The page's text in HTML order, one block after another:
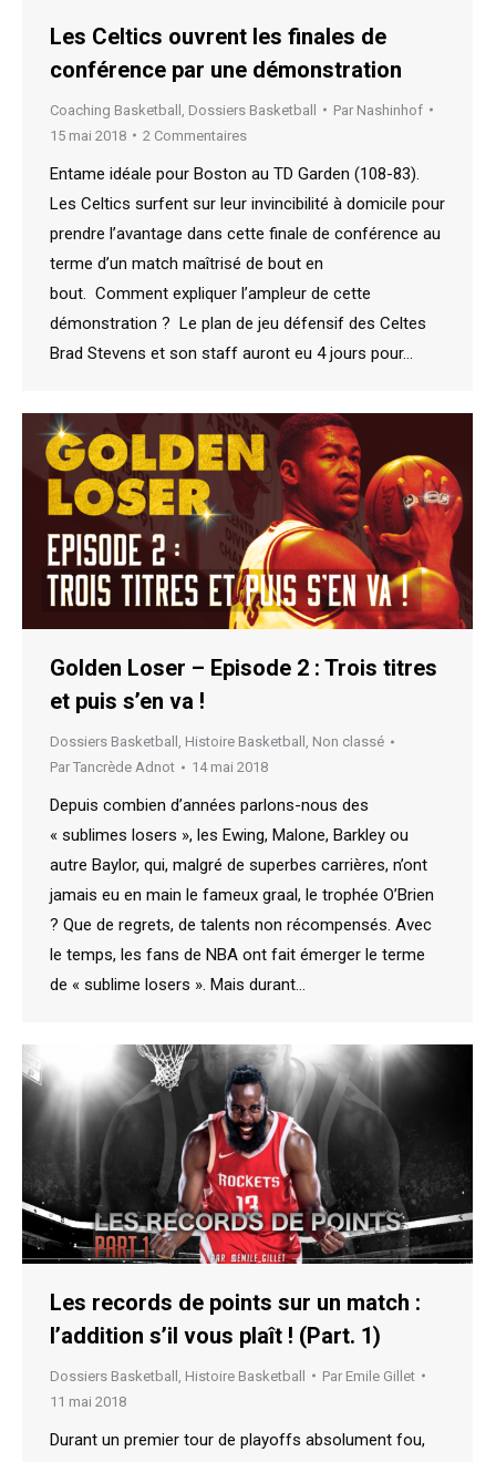
Les Celtics ouvrent les finales de
conférence par une démonstration
Coaching Basketball Dossiers Basketball Par Nashinhof
15 mai 2018
2 Commentaires
Entame idéale pour Boston au TD Garden (108-83).
Les Celtics surfent sur leur invincibilité à domicile pour
prendre l’avantage dans cette finale de conférence au
terme d’un match maîtrisé de bout en
bout. Comment expliquer l’ampleur de cette
démonstration ? Le plan de jeu défensif des Celtes
Brad Stevens et son staff auront eu 4 jours pour…
Golden Loser – Episode 2 : Trois titres
et puis s’en va !
Dossiers Basketball , Histoire Basketball , Non classé
Par Tancrède Adnot 14 mai 2018
Depuis combien d’années parlons-nous des
« sublimes losers », les Ewing, Malone, Barkley ou
autre Baylor, qui, malgré de superbes carrières, n’ont
jamais eu en main le fameux graal, le trophée O’Brien
? Que de regrets, de talents non récompensés. Avec
le temps, les fans de NBA ont fait émerger le terme
de « sublime losers ». Mais durant…
Les records de points sur un match :
l’addition s’il vous plaît ! (Part. 1)
Dossiers Basketball Histoire Basketball Par Emile Gillet
11 mai 2018
Durant un premier tour de playoffs absolument fou,